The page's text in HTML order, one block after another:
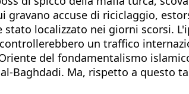
accuse di riciclaggio,
localizzato nei giorni scorsi.
un traffico
del fondamentalismo
Baghdadi. Ma, rispetto a